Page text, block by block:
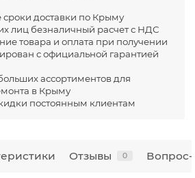
доставки по Крыму
лиц безналичный расчет с НДС
товара и оплата при получении
с официальной гарантией
ассортиментов для
в Крыму
постоянным клиентам
Отзывы 0 Вопрос-